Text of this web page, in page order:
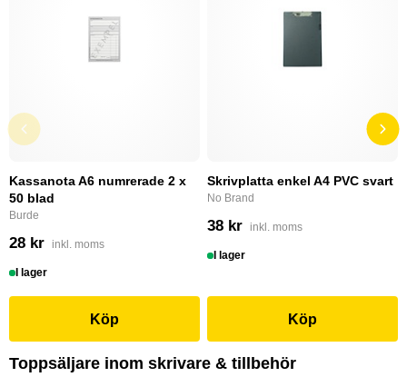
Kassanota A6 numrerade 2 x
50 blad
Burde
28 kr inkl. moms
I lager
Köp
Skrivplatta enkel A4 PVC svart
No Brand
38 kr inkl. moms
I lager
Köp
Toppsäljare inom skrivare & tillbehör